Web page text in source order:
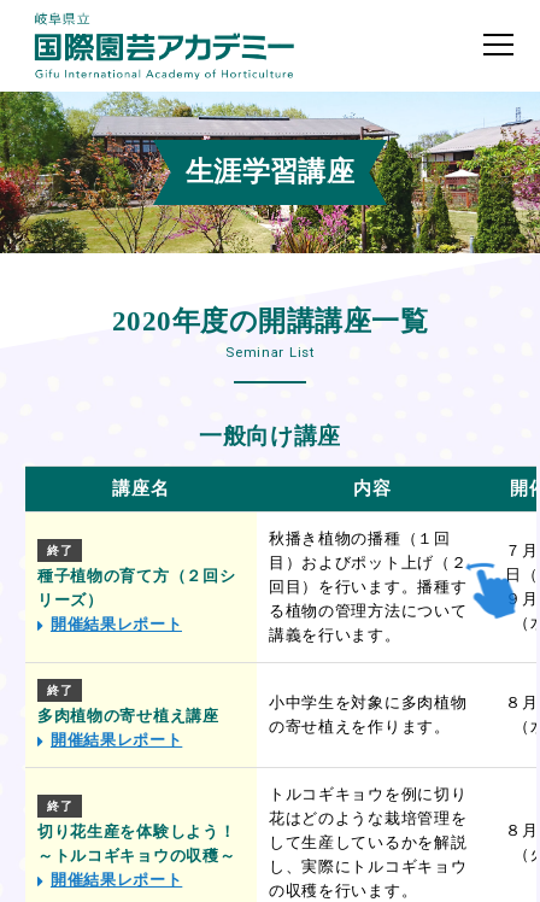
生涯学習講座
2020年度の開講講座一覧
Seminar List
一般向け講座
講座名 内容 開
終了
種子植物の育て方（２回シ
リーズ）
開催結果レポート
秋播き植物の播種（１回
目）およびポット上げ（２
回目）を行います。播種す
る植物の管理方法について
講義を行います。
７
日
９
（
終了
多肉植物の寄せ植え講座
開催結果レポート
小中学生を対象に多肉植物
の寄せ植えを作ります。
８
（
終了
切り花生産を体験しよう！
～トルコギキョウの収穫～
開催結果レポート
トルコギキョウを例に切り
花はどのような栽培管理を
して生産しているかを解説
し、実際にトルコギキョウ
の収穫を行います。
８
（